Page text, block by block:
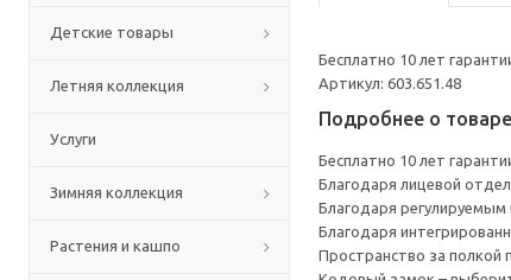
Детские товары
Летняя коллекция
Услуги
Зимняя коллекция
Растения и кашпо
Бесплатно 10 лет
Артикул: 603.651.48
Подробнее о товаре
Бесплатно 10 лет
Благодаря лицевой
Благодаря
Благодаря
Пространство за полкой